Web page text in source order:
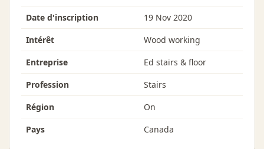
Date d'inscription
19 Nov 2020
Intérêt
Wood working
Entreprise
Ed stairs & floor
Profession
Stairs
Région
On
Pays
Canada